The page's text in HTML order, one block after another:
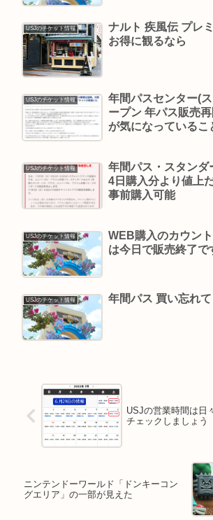
USJのチケット情報
ナルト 疾風伝 プレ
お得に観るなら
USJのチケット情報
年間パスセンター(
ープン 年パス販売
が気になっているこ
USJのチケット情報
年間パス・スタンダ
4日購入分より値上
事前購入可能
USJのチケット情報
WEB購入のカウン
は今日で販売終了で
USJのチケット情報 年間パス 買い忘れ
USJの営業時間は日
チェックしましょう
ニンテンドーワールド「ドンキーコン
グエリア」の一部が見えた